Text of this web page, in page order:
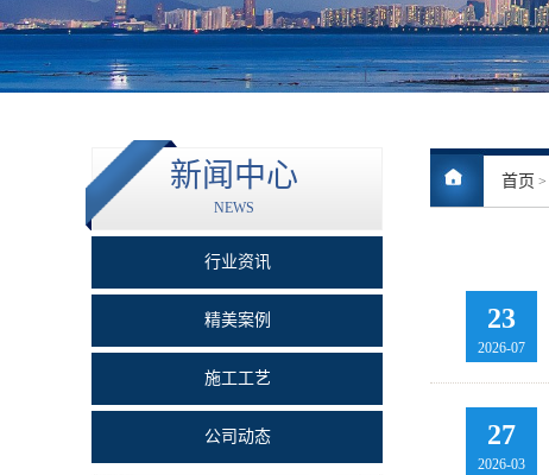
新闻中心
NEWS
行业资讯
精美案例
施工工艺
公司动态
首页 >
23
2026-07
27
2026-03